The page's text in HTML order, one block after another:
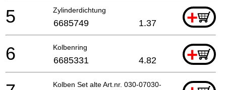
Zylinderdichtung +
5 6685749 1.37
Kolbenring +
6 6685331 4.82
Kolben Set alte Art.nr. 030-07030-91